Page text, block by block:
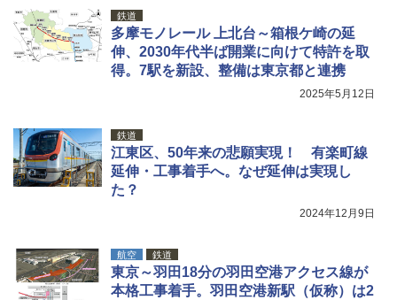
熊撃退スプレー 熊よけスプレー 熊スプレー
【日本企業販売】超強力クマ対策スプレー 30
0ml（連続噴射30秒）110ml（連続噴射15
秒）射程5～10m 安全ロック搭載 携帯収納袋
付き ヒグマ・イノシシ対策 自治体・教育機
防災用品 長期保存可能 緊急時用 日本国内発
￥3,680
鉄道
多摩モノレール 上北台～箱根ケ崎の延
伸、2030年代半ば開業に向けて特許を取
得。7駅を新設、整備は東京都と連携
2025年5月12日
鉄道
江東区、50年来の悲願実現！ 有楽町線
延伸・工事着手へ。なぜ延伸は実現し
た？
2024年12月9日
航空 鉄道
東京～羽田18分の羽田空港アクセス線が
本格工事着手。羽田空港新駅（仮称）は2